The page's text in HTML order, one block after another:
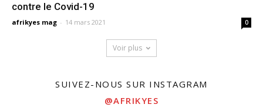
contre le Covid-19
afrikyes mag - 14 mars 2021 0
Voir plus
SUIVEZ-NOUS SUR INSTAGRAM
@AFRIKYES